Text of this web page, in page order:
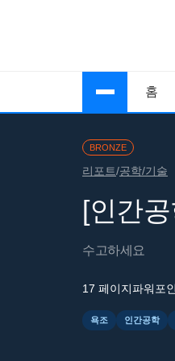
홈
BRONZE
리포트/공학/기술
[인간
수고하세요
17 페이지파워포
욕조 인간공학